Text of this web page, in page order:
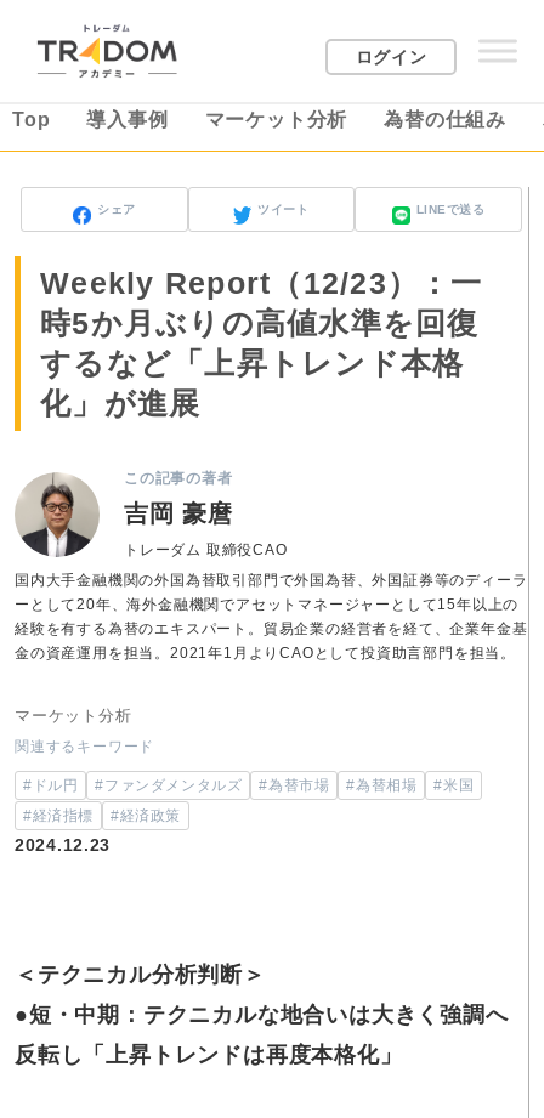
ログイン
Top 導入事例 マーケット分析 為替の仕組み
シェア ツイート LINEで送る
Weekly Report（12/23）：一
時5か月ぶりの高値水準を回復
するなど「上昇トレンド本格
化」が進展
この記事の著者
吉岡 豪麿
トレーダム 取締役CAO
国内大手金融機関の外国為替取引部門で外国為替、外国証券等のディーラ
ーとして20年、海外金融機関でアセットマネージャーとして15年以上の
経験を有する為替のエキスパート。貿易企業の経営者を経て、企業年金基
金の資産運用を担当。2021年1月よりCAOとして投資助言部門を担当。
マーケット分析
関連するキーワード
#ドル円 #ファンダメンタルズ #為替市場 #為替相場
#米国
#経済指標
#経済政策
2024.12.23
＜テクニカル分析判断＞
●短・中期：テクニカルな地合いは大きく強調へ
反転し「上昇トレンドは再度本格化」